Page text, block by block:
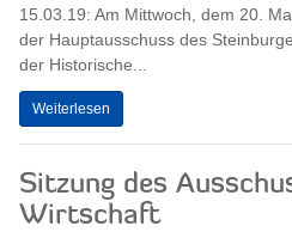
15.03.19: Am Mittwoch, dem 20.
der Hauptausschuss des
der Historische...
Weiterlesen
Sitzung des
Wirtschaft